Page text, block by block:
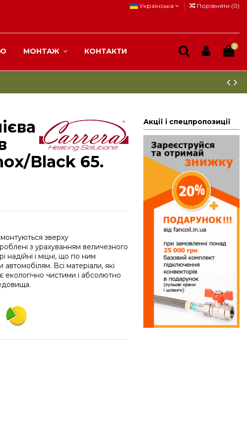
Українська Порівняти (0)
МОНТАЖ КОНТАКТИ
0
Black 65.
зверху
з урахуванням величезного
надійні і міцні, що по ним
Всі матеріали, які
екологічно чистими і абсолютно
Акції і спецпропозиції